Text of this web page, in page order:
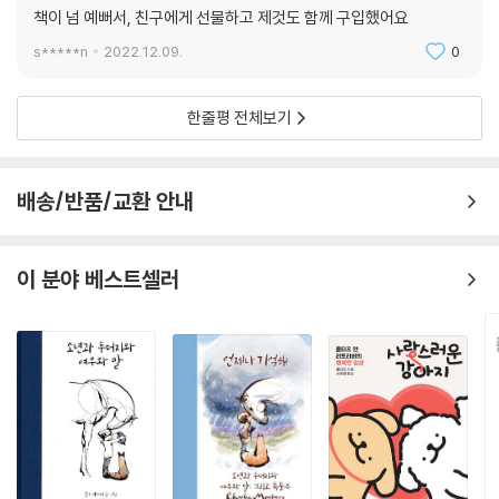
책이 넘 예뻐서, 친구에게 선물하고 제것도 함께 구입했어요
s*****n 2022.12.09. 0
한줄평 전체보기
배송/반품/교환 안내
이 분야 베스트셀러